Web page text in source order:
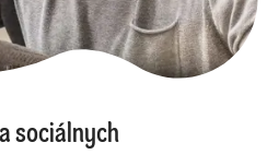
sociálnych